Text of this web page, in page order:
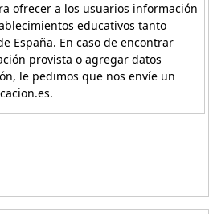
ofrecer a los usuarios información
educativos tanto
España. En caso de encontrar
provista o agregar datos
le pedimos que nos envíe un